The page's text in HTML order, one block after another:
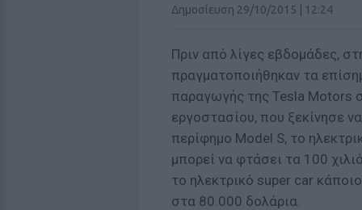
Δημοσίευση 29/10/2015 | 12:24
Πριν από λίγες εβδομάδες,
πραγματοποιήθηκαν τα
παραγωγής της Tesla Motors
εργοστασίου, που ξεκίνησε
περίφημο Model S, το
μπορεί να φτάσει τα 100
το ηλεκτρικό super car
στα 80.000 δολάρια.